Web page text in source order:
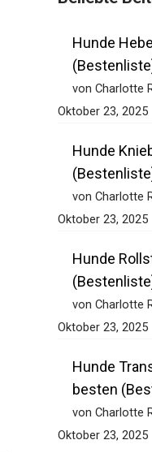
Hunde
von Charlotte
Oktober 23, 2025
Hunde
von Charlotte
Oktober 23, 2025
Hunde
von Charlotte
Oktober 23, 2025
Hunde
besten
von Charlotte
Oktober 23, 2025